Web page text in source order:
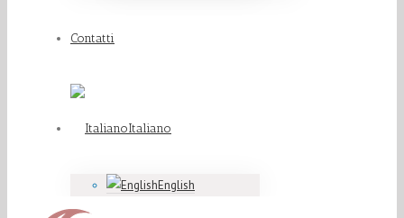
Contatti
Italiano
English